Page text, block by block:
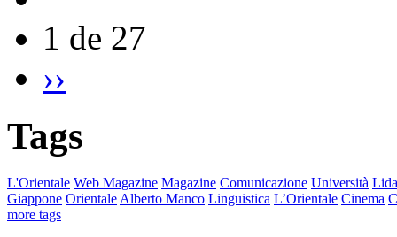
1 de 27
››
Tags
L'Orientale Web Magazine Magazine Comunicazione Università
Giappone Orientale Alberto Manco Linguistica L’Orientale Cinema
more tags